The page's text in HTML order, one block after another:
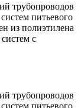
трубопроводов
питьевого
из полиэтилена
с
трубопроводов